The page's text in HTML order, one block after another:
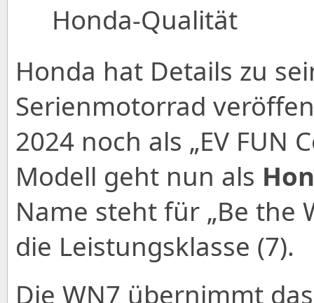
Honda-Qualität
Honda hat Details zu
Serienmotorrad
2024 noch als „EV FUN
Modell geht nun als
Name steht für „Be the
die Leistungsklasse (7).
Die WN7 übernimmt